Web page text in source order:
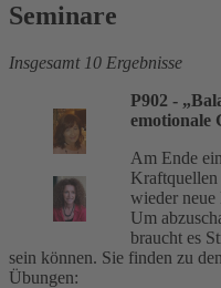
Seminare
Insgesamt 10 Ergebnisse
P902 -
emotionale
Am Ende
Kraftquellen
wieder neue
Um
braucht es
sein können. Sie finden zu
Übungen: